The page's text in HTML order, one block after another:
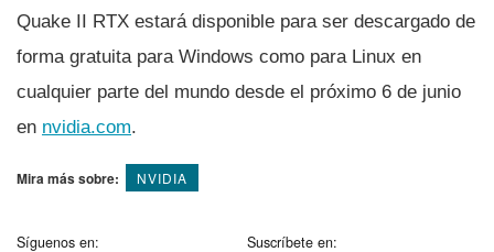
Quake II RTX estará disponible para ser descargado de
forma gratuita para Windows como para Linux en
cualquier parte del mundo desde el próximo 6 de junio
en nvidia.com.
Mira más sobre: NVIDIA
Síguenos en: Suscríbete en: